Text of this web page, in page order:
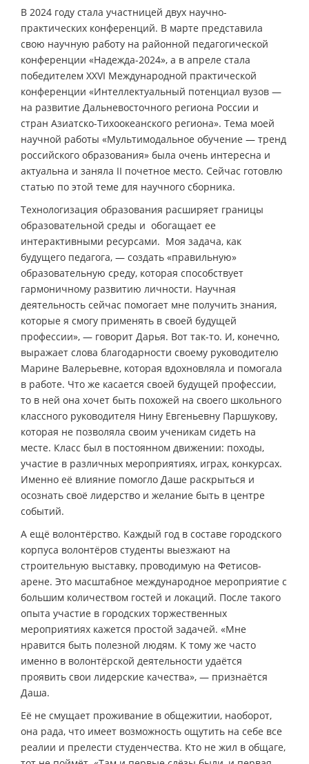
В 2024 году стала участницей двух научно-
практических конференций. В марте представила
свою научную работу на районной педагогической
конференции «Надежда-2024», а в апреле стала
победителем XXVI Международной практической
конференции «Интеллектуальный потенциал вузов —
на развитие Дальневосточного региона России и
стран Азиатско-Тихоокеанского региона». Тема моей
научной работы «Мультимодальное обучение — тренд
российского образования» была очень интересна и
актуальна и заняла II почетное место. Сейчас готовлю
статью по этой теме для научного сборника.
Технологизация образования расширяет границы
образовательной среды и обогащает ее
интерактивными ресурсами. Моя задача, как
будущего педагога, — создать «правильную»
образовательную среду, которая способствует
гармоничному развитию личности. Научная
деятельность сейчас помогает мне получить знания,
которые я смогу применять в своей будущей
профессии», — говорит Дарья. Вот так-то. И, конечно,
выражает слова благодарности своему руководителю
Марине Валерьевне, которая вдохновляла и помогала
в работе. Что же касается своей будущей профессии,
то в ней она хочет быть похожей на своего школьного
классного руководителя Нину Евгеньевну Паршукову,
которая не позволяла своим ученикам сидеть на
месте. Класс был в постоянном движении: походы,
участие в различных мероприятиях, играх, конкурсах.
Именно её влияние помогло Даше раскрыться и
осознать своё лидерство и желание быть в центре
событий.
А ещё волонтёрство. Каждый год в составе городского
корпуса волонтёров студенты выезжают на
строительную выставку, проводимую на Фетисов-
арене. Это масштабное международное мероприятие с
большим количеством гостей и локаций. После такого
опыта участие в городских торжественных
мероприятиях кажется простой задачей. «Мне
нравится быть полезной людям. К тому же часто
именно в волонтёрской деятельности удаётся
проявить свои лидерские качества», — признаётся
Даша.
Её не смущает проживание в общежитии, наоборот,
она рада, что имеет возможность ощутить на себе все
реалии и прелести студенчества. Кто не жил в общаге,